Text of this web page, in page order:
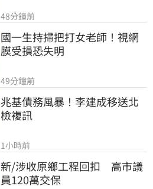
48分鐘前
國一生持掃把打女老師！視網
膜受損恐失明
49分鐘前
兆基債務風暴！李建成移送北
檢複訊
1小時前
新/涉收原鄉工程回扣　高市議
員120萬交保